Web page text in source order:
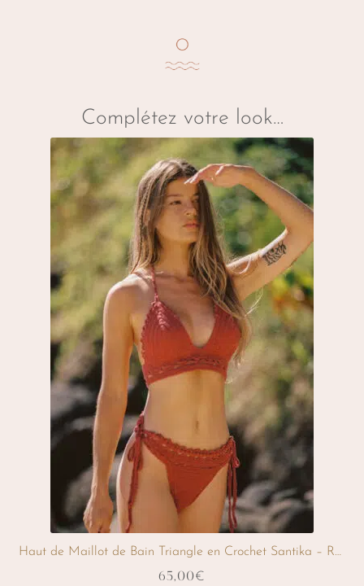
Complétez votre look…
Haut de Maillot de Bain Triangle en Crochet Santika – Rouge Vin
65,00€